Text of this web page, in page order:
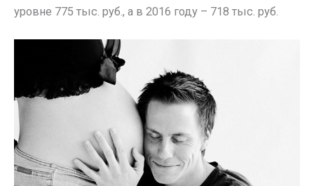
уровне 775 тыс. руб., а в 2016 году – 718 тыс. руб.